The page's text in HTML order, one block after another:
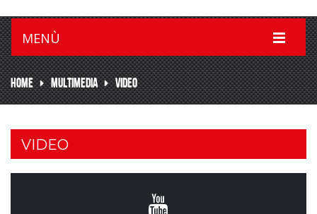
MENÙ
HOME MULTIMEDIA VIDEO
VIDEO